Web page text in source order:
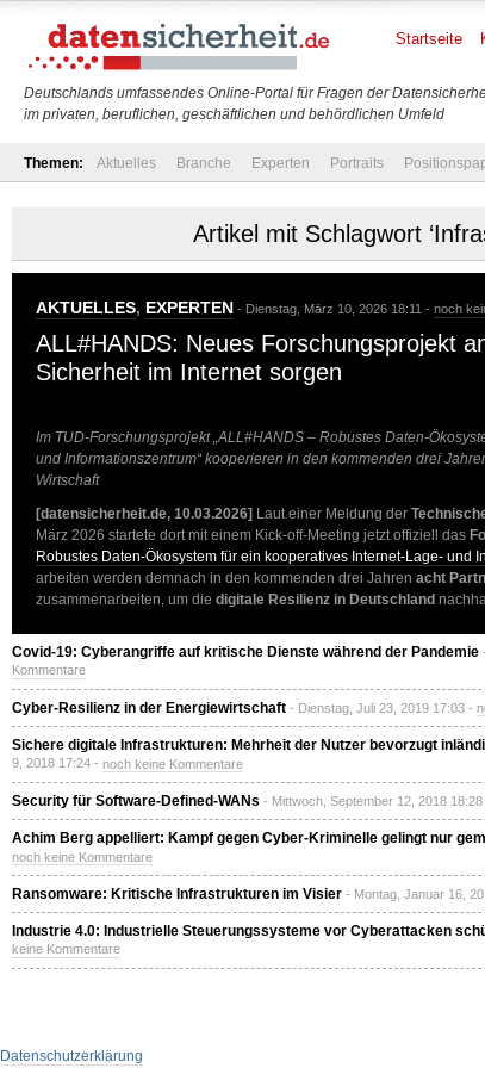
Deutschlands umfassendes Online-Portal für Fragen der
im privaten, beruflichen, geschäftlichen und behördlichen Umfeld
Startseite
Themen: Aktuelles Branche Experten Portraits
Artikel mit Schlagwort
AKTUELLES, EXPERTEN - Dienstag, März 10, 2026 18:11 - noch
ALL#HANDS: Neues Forschungsprojekt
Sicherheit im Internet sorgen
Im TUD-Forschungsprojekt „ALL#HANDS – Robustes Daten-
und Informationszentrum“ kooperieren in den kommenden drei
Wirtschaft
[datensicherheit.de, 10.03.2026] Laut einer Meldung der
März 2026 startete dort mit einem Kick-off-Meeting jetzt offiziell das
Robustes Daten-Ökosystem für ein kooperatives Internet-Lage- und
arbeiten werden demnach in den kommenden drei Jahren acht
zusammenarbeiten, um die digitale Resilienz in Deutschland
Covid-19: Cyberangriffe auf kritische Dienste während der Pandemie
Kommentare
Cyber-Resilienz in der Energiewirtschaft - Dienstag, Juli 23, 2019 17:03 -
Sichere digitale Infrastrukturen: Mehrheit der Nutzer bevorzugt
9, 2018 17:24 - noch keine Kommentare
Security für Software-Defined-WANs - Mittwoch, September 12, 2018 18:28
Achim Berg appelliert: Kampf gegen Cyber-Kriminelle gelingt nur
noch keine Kommentare
Ransomware: Kritische Infrastrukturen im Visier - Montag, Januar 16,
Industrie 4.0: Industrielle Steuerungssysteme vor Cyberattacken
keine Kommentare
Datenschutzerklärung